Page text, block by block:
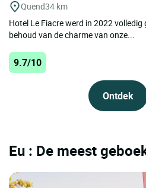
Quend34 km
Hotel Le Fiacre werd in 2022 volledig
behoud van de charme van onze...
9.7/10
Ontdek
Eu : De meest